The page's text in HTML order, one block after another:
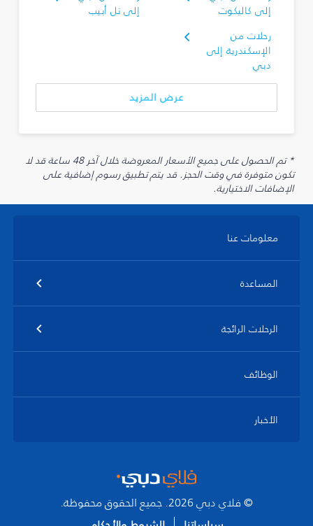
إلى كاليكوت
إلى تل أبيب
رحلات من
الإسكندرية إلى
دبي
عرض المزيد
* تم الحصول على جميع الأسعار المعروضة خلال آخر 48 ساعة قد لا
تكون متوفرة في وقت الحجز. قد يتم تطبيق رسوم إضافية على
الإضافات الاختيارية.
معلومات عنا
المساعدة
الرحلات الرائجة
الوظائف
الأخبار
© فلاي دبي 2026. جميع الحقوق محفوظة.